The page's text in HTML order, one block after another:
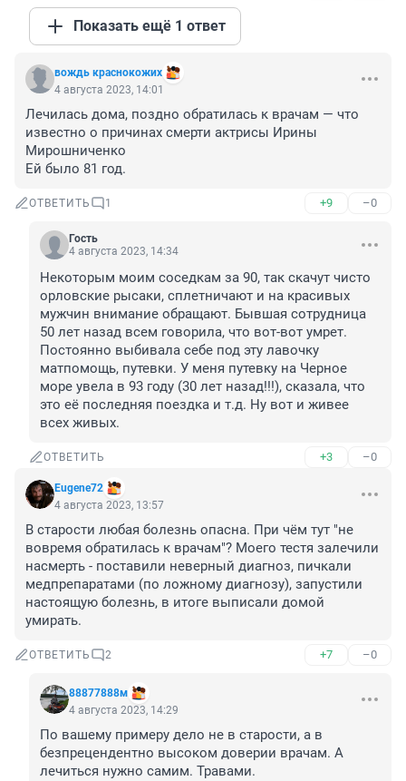
Показать ещё 1 ответ
вождь краснокожих
4 августа 2023, 14:01
Лечилась дома, поздно обратилась к врачам — что
известно о причинах смерти актрисы Ирины
Мирошниченко
Ей было 81 год.
ОТВЕТИТЬ 1 +9 –0
Гость
4 августа 2023, 14:34
Некоторым моим соседкам за 90, так скачут чисто
орловские рысаки, сплетничают и на красивых
мужчин внимание обращают. Бывшая сотрудница
50 лет назад всем говорила, что вот-вот умрет.
Постоянно выбивала себе под эту лавочку
матпомощь, путевки. У меня путевку на Черное
море увела в 93 году (30 лет назад!!!), сказала, что
это её последняя поездка и т.д. Ну вот и живее
всех живых.
ОТВЕТИТЬ +3 –0
Eugene72
4 августа 2023, 13:57
В старости любая болезнь опасна. При чём тут "не
вовремя обратилась к врачам"? Моего тестя залечили
насмерть - поставили неверный диагноз, пичкали
медпрепаратами (по ложному диагнозу), запустили
настоящую болезнь, в итоге выписали домой
умирать.
ОТВЕТИТЬ 2 +7 –0
88877888м
4 августа 2023, 14:29
По вашему примеру дело не в старости, а в
безпрецендентно высоком доверии врачам. А
лечиться нужно самим. Травами.